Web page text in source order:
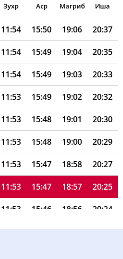
Зухр Аср Магриб Иша
11:54 15:50 19:06 20:37
11:54 15:49 19:04 20:35
11:54 15:49 19:03 20:33
11:53 15:49 19:02 20:32
11:53 15:48 19:01 20:30
11:53 15:48 19:00 20:29
11:53 15:47 18:58 20:27
11:53 15:47 18:57 20:25
11:53 15:46 18:56 20:24
11:53 15:46 18:54 20:22